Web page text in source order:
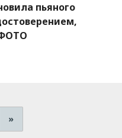
пьяного
»